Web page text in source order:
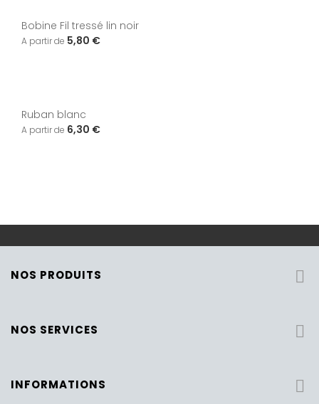
Bobine Fil tressé lin noir
5,80 €
Ruban blanc
6,30 €
NOS PRODUITS 
NOS SERVICES 
INFORMATIONS 